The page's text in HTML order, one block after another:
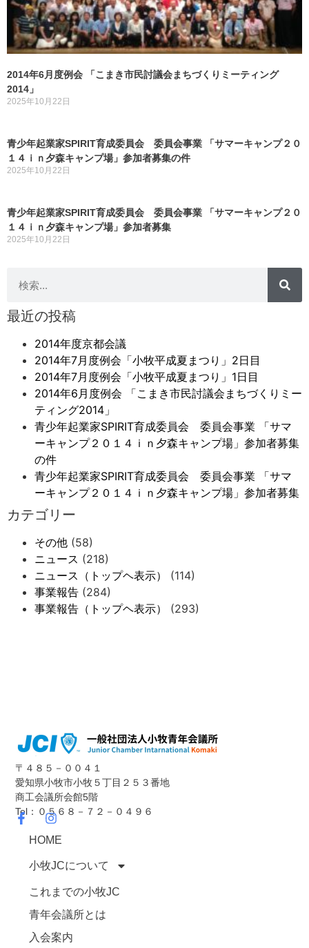
2014年6月度例会 「こまき市民討議会まちづくりミーティング
2014」
2025年10月22日
青少年起業家SPIRIT育成委員会 委員会事業 「サマーキャンプ２０
１４ｉｎ夕森キャンプ場」参加者募集の件
2025年10月22日
青少年起業家SPIRIT育成委員会 委員会事業 「サマーキャンプ２０
１４ｉｎ夕森キャンプ場」参加者募集
2025年10月22日
最近の投稿
2014年度京都会議
2014年7月度例会「小牧平成夏まつり」2日目
2014年7月度例会「小牧平成夏まつり」1日目
2014年6月度例会 「こまき市民討議会まちづくりミー
ティング2014」
青少年起業家SPIRIT育成委員会 委員会事業 「サマ
ーキャンプ２０１４ｉｎ夕森キャンプ場」参加者募集
の件
青少年起業家SPIRIT育成委員会 委員会事業 「サマ
ーキャンプ２０１４ｉｎ夕森キャンプ場」参加者募集
カテゴリー
その他 (58)
ニュース (218)
ニュース（トップヘ表示）
(114)
事業報告 (284)
事業報告（トップヘ表示）
(293)
〒４８５－００４１
愛知県小牧市小牧５丁目２５３番地
商工会議所会館5階
Tel：０５６８－７２－０４９６
HOME
小牧JCについて
これまでの小牧JC
青年会議所とは
入会案内